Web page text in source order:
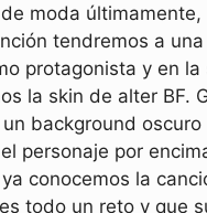
moda últimamente,
tendremos a
protagonista y en la
la skin de alter BF.
background
personaje por
conocemos la
todo un reto y que